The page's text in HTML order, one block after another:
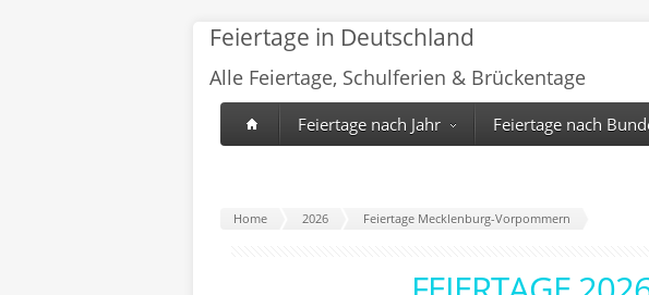
Feiertage in Deutschland
Alle Feiertage, Schulferien & Brückentage
Feiertage nach Jahr Feiertage nach
Home 2026 Feiertage Mecklenburg-Vorpommern